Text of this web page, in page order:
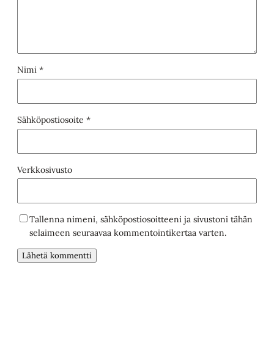
Nimi *
Sähköpostiosoite *
Verkkosivusto
Tallenna nimeni, sähköpostiosoitteeni ja sivustoni tähän
selaimeen seuraavaa kommentointikertaa varten.